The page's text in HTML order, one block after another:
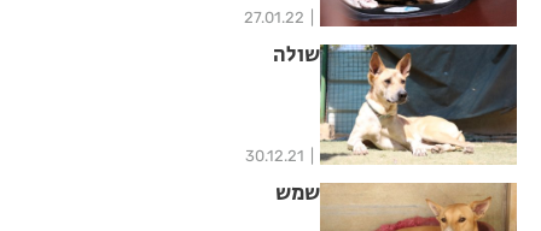
27.01.22
שולה
30.12.21
שמש